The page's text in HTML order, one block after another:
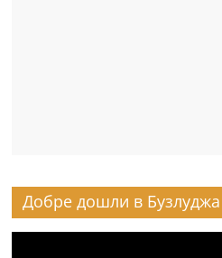
Добре дошли в Бузлуджа